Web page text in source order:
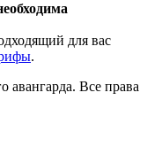
для вас
.
Все права